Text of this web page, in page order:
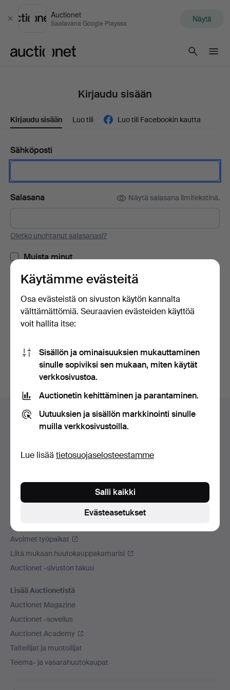
Sulje
Auctionet
Saatavana Google Playssa Näytä
Kirjaudu sisään
Kirjaudu sisään Luo tili Luo tili Facebookin kautta
Sähköposti
Salasana Näytä salasana ilmitekstinä.
Oletko unohtanut salasanasi?
Muista minut
tai kirjaudu Facebookiin täällä
Apua ja yhteystiedot
Ota yhteyttä tekniseen tukeen
Maksuvaihtoehdot
Sosiaaliset mediat
Auctionet -sivustosta
Avoimet työpaikat
Liitä mukaan huutokauppakamarisi
Auctionet -sivuston takuu
Lisää Auctionetistä
Auctionet Magazine
Auctionet -sovellus
Auctionet Academy
Taiteilijat ja muotoilijat
Teema- ja vasarahuutokaupat
Käytämme evästeitä
Osa evästeistä on sivuston käytön kannalta
välttämättömiä. Seuraavien evästeiden käyttöä
voit hallita itse:
Sisällön ja ominaisuuksien mukauttaminen
sinulle sopiviksi sen mukaan, miten käytät
verkkosivustoa.
Auctionetin kehittäminen ja parantaminen.
Uutuuksien ja sisällön markkinointi sinulle
muilla verkkosivustoilla.
Lue lisää tietosuojaselosteestamme
Evästeasetukset
Salli kaikki